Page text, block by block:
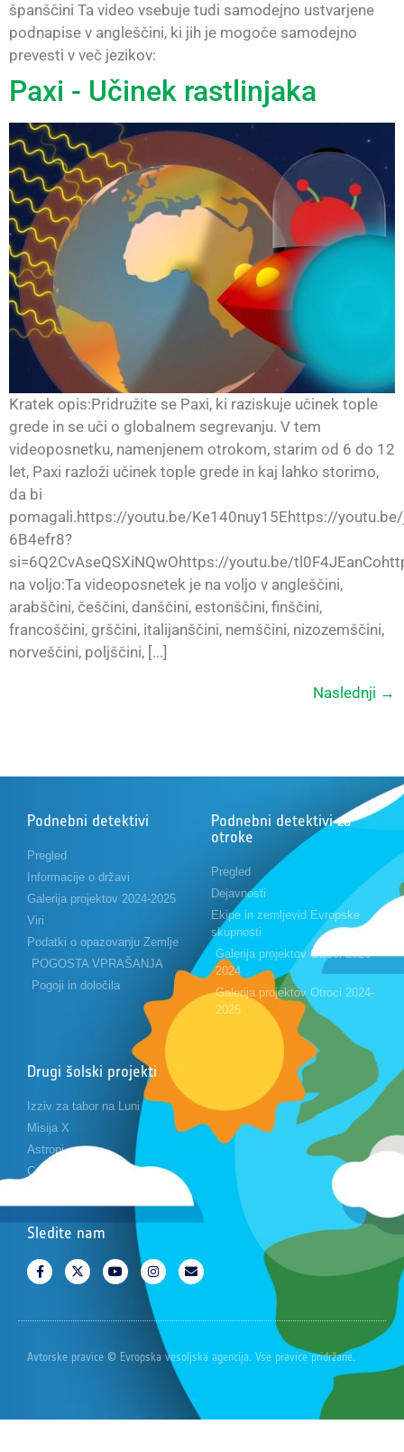
španščini Ta video vsebuje tudi samodejno ustvarjene
podnapise v angleščini, ki jih je mogoče samodejno
prevesti v več jezikov:
Paxi - Učinek rastlinjaka
Kratek opis:Pridružite se Paxi, ki raziskuje učinek tople
grede in se uči o globalnem segrevanju. V tem
videoposnetku, namenjenem otrokom, starim od 6 do 12
let, Paxi razloži učinek tople grede in kaj lahko storimo,
da bi
pomagali.https://youtu.be/Ke140nuy15Ehttps://youtu.be/
6B4efr8?
si=6Q2CvAseQSXiNQwOhttps://youtu.be/
na voljo:Ta videoposnetek je na voljo v angleščini,
arabščini, češčini, danščini, estonščini, finščini,
francoščini, grščini, italijanščini, nemščini, nizozemščini,
norveščini, poljščini, [...]
Naslednji →
Podnebni detektivi
Pregled
Informacije o državi
Galerija projektov 2024-2025
Viri
Podatki o opazovanju Zemlje
POGOSTA VPRAŠANJA
Pogoji in določila
Podnebni detektivi za
otroke
Pregled
Dejavnosti
Ekipe in zemljevid Evropske
skupnosti
Galerija projektov Otroci 2023-
2024
Galerija projektov Otroci 2024-
2025
Drugi šolski projekti
Izziv za tabor na Luni
Misija X
Astropi
Cansat
Sledite nam
Avtorske pravice © Evropska vesoljska agencija. Vse pravice pridržane.